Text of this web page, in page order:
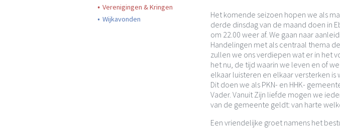
Verenigingen & Kringen
Wijkavonden
Het komende seizoen hopen we als
derde dinsdag van de maand doen in
om 22.00 weer af. We gaan naar
Handelingen met als centraal thema
zullen we ons verdiepen wat er in het
het nu, de tijd waarin we leven en of
elkaar luisteren en elkaar versterken
Dit doen we als PKN- en HHK-
Vader. Vanuit Zijn liefde mogen we
van de gemeente geldt: van harte
Een vriendelijke groet namens het